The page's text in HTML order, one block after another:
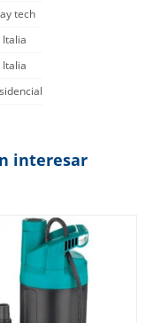
tech
Italia
Italia
interesar